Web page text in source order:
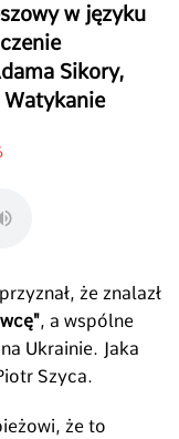
w języku
Sikory,
Watykanie
że znalazł
, a wspólne
Ukrainie. Jaka
Szyca.
że to